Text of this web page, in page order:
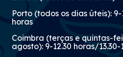
Porto (todos os dias úteis): 9-
horas
Coimbra (terças e quintas-
agosto): 9-12.30 horas/13.30-